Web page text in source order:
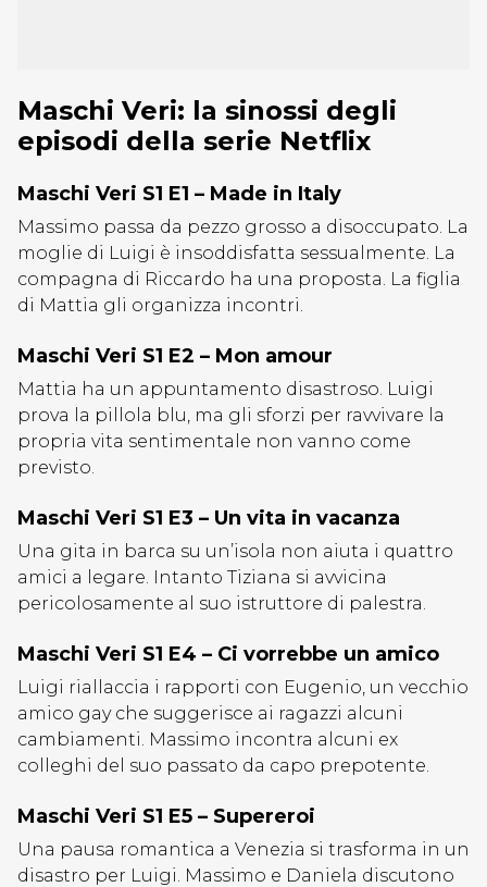
Maschi Veri: la sinossi degli
episodi della serie Netflix
Maschi Veri S1 E1 – Made in Italy
Massimo passa da pezzo grosso a disoccupato. La
moglie di Luigi è insoddisfatta sessualmente. La
compagna di Riccardo ha una proposta. La figlia
di Mattia gli organizza incontri.
Maschi Veri S1 E2 – Mon amour
Mattia ha un appuntamento disastroso. Luigi
prova la pillola blu, ma gli sforzi per ravvivare la
propria vita sentimentale non vanno come
previsto.
Maschi Veri S1 E3 – Un vita in vacanza
Una gita in barca su un’isola non aiuta i quattro
amici a legare. Intanto Tiziana si avvicina
pericolosamente al suo istruttore di palestra.
Maschi Veri S1 E4 – Ci vorrebbe un amico
Luigi riallaccia i rapporti con Eugenio, un vecchio
amico gay che suggerisce ai ragazzi alcuni
cambiamenti. Massimo incontra alcuni ex
colleghi del suo passato da capo prepotente.
Maschi Veri S1 E5 – Supereroi
Una pausa romantica a Venezia si trasforma in un
disastro per Luigi. Massimo e Daniela discutono